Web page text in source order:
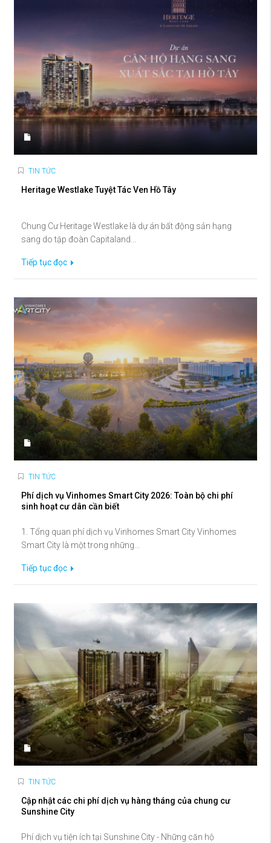
TIN TỨC
Heritage Westlake Tuyệt Tác Ven Hồ Tây
Chung Cư Heritage Westlake là dự án bất động sản hạng
sang do tập đoàn Capitaland...
Tiếp tục đọc
TIN TỨC
Phí dịch vụ Vinhomes Smart City 2026: Toàn bộ chi phí
sinh hoạt cư dân cần biết
1. Tổng quan phí dịch vụ Vinhomes Smart City Vinhomes
Smart City là một trong những...
Tiếp tục đọc
TIN TỨC
Cập nhật các chi phí dịch vụ hàng tháng của chung cư
Sunshine City
Phí dịch vụ tiện ích tại Sunshine City - Những căn hộ